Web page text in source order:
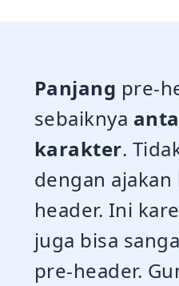
Panjang pre-
sebaiknya
karakter.
dengan ajakan
header. Ini
juga bisa
pre-header.